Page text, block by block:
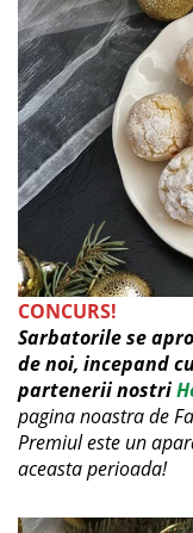
CONCURS!
Sarbatorile se
de noi, incepand
partenerii nostri
pagina noastra de
Premiul este un
aceasta perioada!